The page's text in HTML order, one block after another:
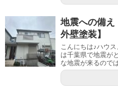
地震への備
外壁塗装】
こんにちは♪ハウ
は千葉県で地震が
な地震が来るので